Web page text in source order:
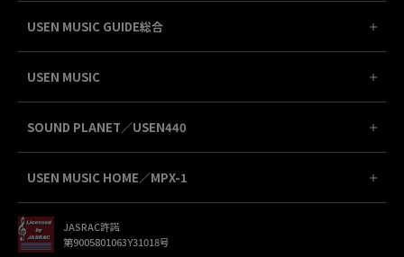
USEN MUSIC GUIDE総合
USEN MUSIC
SOUND PLANET／USEN440
USEN MUSIC HOME／MPX-1
JASRAC許諾
第9005801063Y31018号